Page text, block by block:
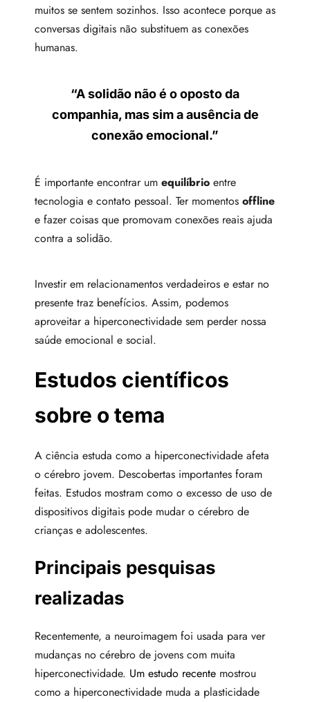
muitos se sentem sozinhos. Isso acontece porque as
conversas digitais não substituem as conexões
humanas.
“Asolidão não é o oposto da
companhia, mas sim a ausência de
conexão emocional.”
É importante encontrar um equilíbrio entre
tecnologia e contato pessoal. Ter momentos offline
e fazer coisas que promovam conexões reais ajuda
contra a solidão.
Investir em relacionamentos verdadeiros e estar no
presente traz benefícios. Assim, podemos
aproveitar a hiperconectividade sem perder nossa
saúde emocional e social.
Estudos científicos
sobre o tema
A ciência estuda como a hiperconectividade afeta
o cérebro jovem. Descobertas importantes foram
feitas. Estudos mostram como o excesso de uso de
dispositivos digitais pode mudar o cérebro de
crianças e adolescentes.
Principais pesquisas
realizadas
Recentemente, a neuroimagem foi usada para ver
mudanças no cérebro de jovens com muita
hiperconectividade. Um estudo recente mostrou
como a hiperconectividade muda a plasticidade